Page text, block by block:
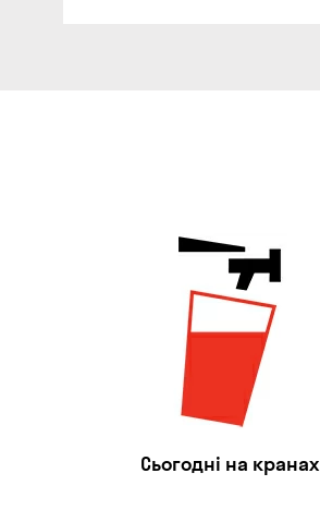
Сьогодні на кранах